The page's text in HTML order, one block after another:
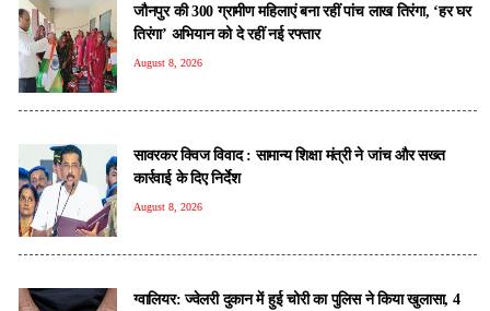
जौनपुर की 300 ग्रामीण महिलाएं बना रहीं पांच लाख तिरंगा, ‘हर घर
तिरंगा’ अभियान को दे रहीं नई रफ्तार
August 8, 2026
सावरकर क्विज विवाद : सामान्य शिक्षा मंत्री ने जांच और सख्त
कार्रवाई के दिए निर्देश
August 8, 2026
ग्वालियर: ज्वेलरी दुकान में हुई चोरी का पुलिस ने किया खुलासा, 4